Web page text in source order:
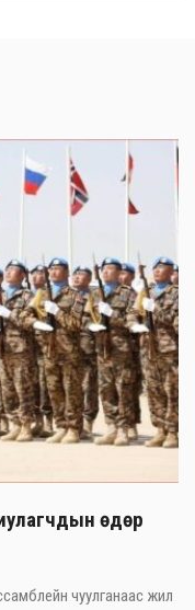
өдөр
чуулганаас жил